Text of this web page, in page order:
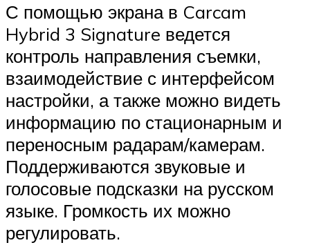
С помощью экрана в Carcam
Hybrid 3 Signature ведется
контроль направления съемки,
взаимодействие с интерфейсом
настройки, а также можно видеть
информацию по стационарным и
переносным радарам/камерам.
Поддерживаются звуковые и
голосовые подсказки на русском
языке. Громкость их можно
регулировать.